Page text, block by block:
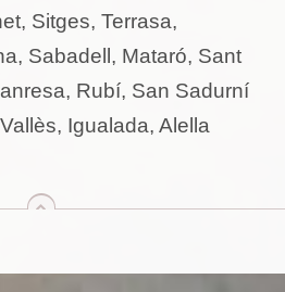
Sitges, Terrasa,
Sabadell, Mataró, Sant
Rubí, San Sadurní
Igualada, Alella
arriba